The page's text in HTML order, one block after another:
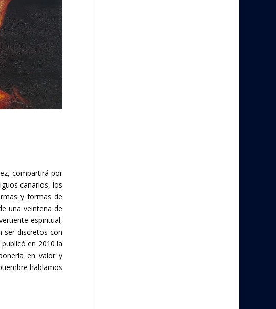
compartirá por
canarios, los
y formas de
una veintena de
espiritual,
ser discretos con
en 2010 la
en valor y
hablamos